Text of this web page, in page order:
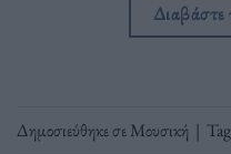
Διαβάστε
Δημοσιεύθηκε σεΜουσική |